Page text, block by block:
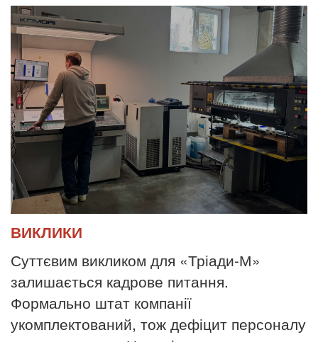
ВИКЛИКИ
Суттєвим викликом для «Тріади-М»
залишається кадрове питання.
Формально штат компанії
укомплектований, тож дефіцит персоналу